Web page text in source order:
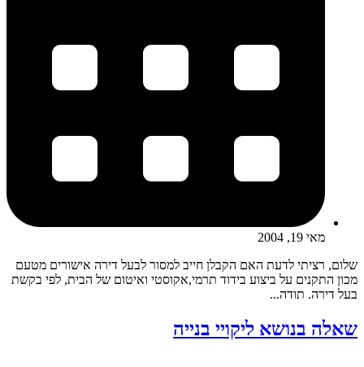
מאי 19, 2004
שלום, רציתי לדעת האם הקבלן חייב למסור לבעל דירה אישורים מטעם
מכון התקנים על ביצוע בידוד תרמי,אקוסטי ואיטום של הבית, לפי בקשת
בעל דירה. תודה...
שאלה בנושא ליקויי בנייה